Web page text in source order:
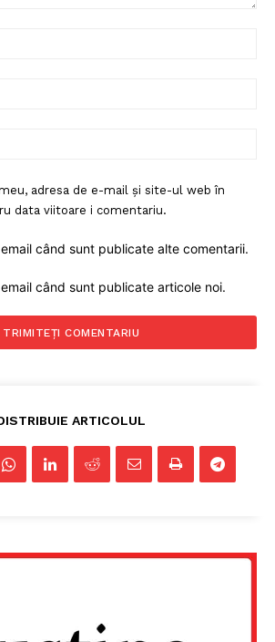
adresa de e-mail și site-ul web în
data viitoare i comentariu.
când sunt publicate alte comentarii.
când sunt publicate articole noi.
ARTICOLUL